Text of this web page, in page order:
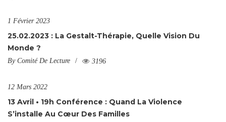
1 Février 2023
25.02.2023 : La Gestalt-Thérapie, Quelle Vision Du
Monde ?
By Comité De Lecture 3196
12 Mars 2022
13 Avril • 19h Conférence : Quand La Violence
S’installe Au Cœur Des Familles